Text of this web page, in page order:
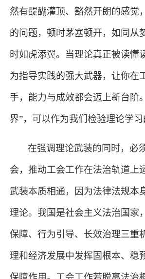
然有醍醐灌顶、豁然开朗的感觉
的问题，顿时茅塞顿开，如同从
时如虎添翼。当理论真正被读懂
为指导实践的强大武器，让你在
手，能力与成效都会迈上新台阶
界”，可以作为我们检验理论学习
在强调理论武装的同时，必
会，推动工会工作在法治轨道上
武装本质相通，因为法律法规本
理论。我国是社会主义法治国家
保障、行为引导、长效治理三重
理和经济发展中发挥固根本、稳